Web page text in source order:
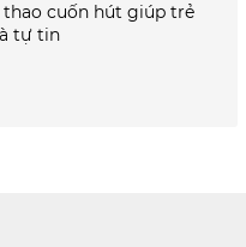
cuốn hút giúp trẻ
tự tin